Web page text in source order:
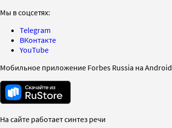
Мы в соцсетях:
Telegram
ВКонтакте
YouTube
Мобильное приложение Forbes Russia на Android
На сайте работает синтез речи